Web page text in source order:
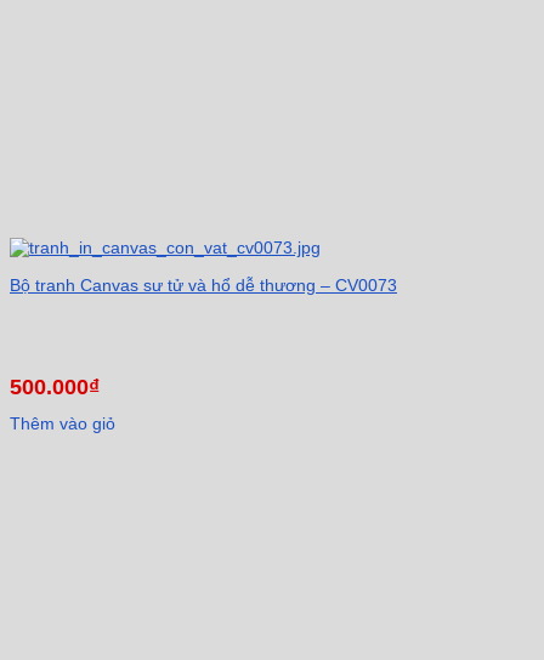
Bộ tranh Canvas sư tử và hổ dễ thương – CV0073
500.000₫
Thêm vào giỏ